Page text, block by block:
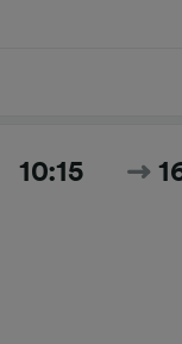
10:15